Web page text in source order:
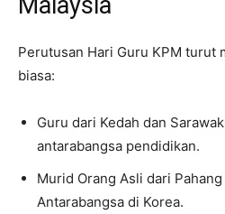
Perutusan Hari Guru KPM turut
biasa:
Guru dari Kedah dan
antarabangsa pendidikan.
Murid Orang Asli dari
Antarabangsa di Korea.